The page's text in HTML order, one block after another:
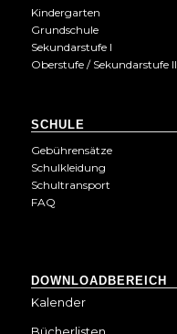
Kindergarten
Grundschule
Sekundarstufe I
Oberstufe / Sekundarstufe II
SCHULE
Gebührensätze
Schulkleidung
Schultransport
FAQ
DOWNLOADBEREICH
Kalender